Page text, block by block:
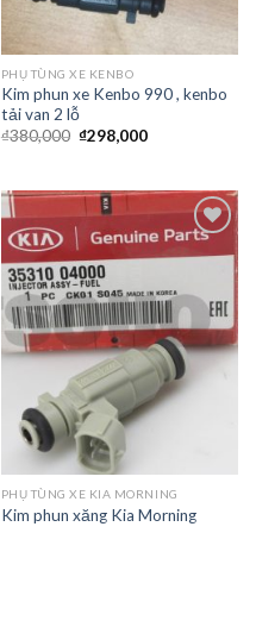
PHỤ TÙNG XE KENBO
Kim phun xe Kenbo 990 , kenbo
tải van 2 lỗ
₫380,000 ₫298,000
PHỤ TÙNG XE KIA MORNING
Kim phun xăng Kia Morning